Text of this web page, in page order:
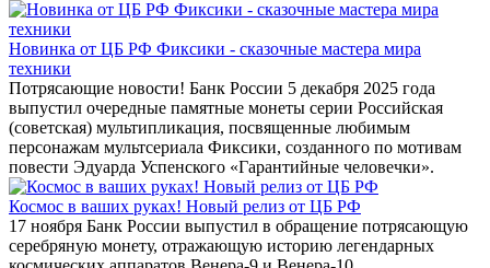
Новинка от ЦБ РФ Фиксики - сказочные мастера мира
техники
Потрясающие новости! Банк России 5 декабря 2025 года
выпустил очередные памятные монеты серии Российская
(советская) мультипликация, посвященные любимым
персонажам мультсериала Фиксики, созданного по мотивам
повести Эдуарда Успенского «Гарантийные человечки».
Космос в ваших руках! Новый релиз от ЦБ РФ
17 ноября Банк России выпустил в обращение потрясающую
серебряную монету, отражающую историю легендарных